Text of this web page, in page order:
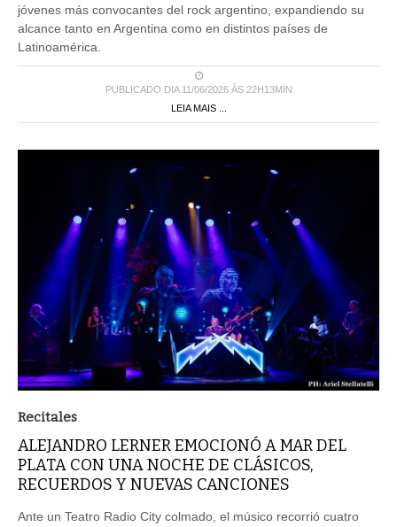
jóvenes más convocantes del rock argentino, expandiendo su
alcance tanto en Argentina como en distintos países de
Latinoamérica.
PUBLICADO DIA 11/06/2026 ÀS 22H13MIN
LEIA MAIS ...
Recitales
ALEJANDRO LERNER EMOCIONÓ A MAR DEL
PLATA CON UNA NOCHE DE CLÁSICOS,
RECUERDOS Y NUEVAS CANCIONES
Ante un Teatro Radio City colmado, el músico recorrió cuatro